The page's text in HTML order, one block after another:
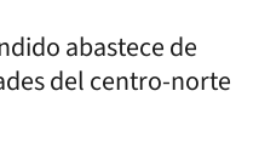
abastece de
del centro-norte